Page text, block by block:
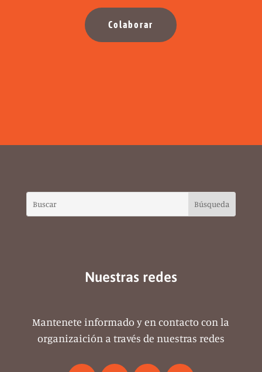
Colaborar
Nuestras redes
Mantenete informado y en contacto con la
organizaición a través de nuestras redes